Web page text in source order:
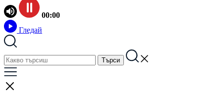
00:00
Гледай